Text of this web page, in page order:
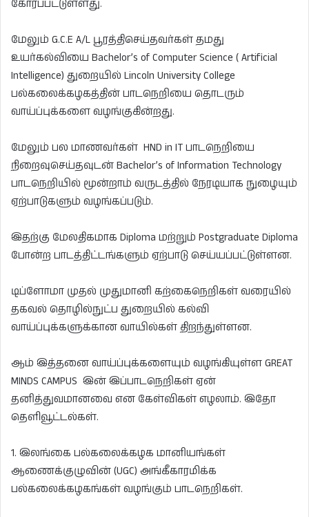
கோரப்பட்டுள்ளது.
மேலும் G.C.E A/L பூரத்திசெய்தவர்கள் தமது
உயர்கல்வியை Bachelor’s of Computer Science ( Artificial
Intelligence) துறையில் Lincoln University College
பல்கலைக்கழகத்தின் பாடநெறியை தொடரும்
வாய்ப்புக்களை வழங்குகின்றது.
மேலும் பல மாணவர்கள் HND in IT பாடநெறியை
நிறைவுசெய்தவுடன் Bachelor’s of Information Technology
பாடநெறியில் மூன்றாம் வருடத்தில் நேரடியாக நுழையும்
ஏற்பாடுகளும் வழங்கப்படும்.
இதற்கு மேலதிகமாக Diploma மற்றும் Postgraduate Diploma
போன்ற பாடத்திட்டங்களும் ஏற்பாடு செய்யப்பட்டுள்ளன.
டிப்ளோமா முதல் முதுமானி கற்கைநெறிகள் வரையில்
தகவல் தொழில்நுட்ப துறையில் கல்வி
வாய்ப்புக்களுக்கான வாயில்கள் திறந்துள்ளன.
ஆம் இத்தனை வாய்ப்புக்களையும் வழங்கியுள்ள GREAT
MINDS CAMPUS இன் இப்பாடநெறிகள் ஏன்
தனித்துவமானவை என கேள்விகள் எழலாம். இதோ
தெளிவூட்டல்கள்.
1. இலங்கை பல்கலைக்கழக மானியங்கள்
ஆணைக்குழுவின் (UGC) அங்கீகாரமிக்க
பல்கலைக்கழகங்கள் வழங்கும் பாடநெறிகள்.